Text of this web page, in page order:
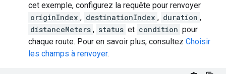
cet exemple, configurez la requête pour renvoyer
originIndex , destinationIndex , duration ,
distanceMeters , status et condition pour
chaque route. Pour en savoir plus, consultez Choisir
les champs à renvoyer.